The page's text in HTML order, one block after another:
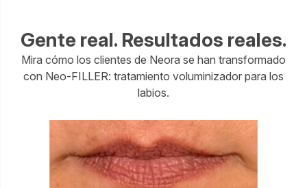
Gente real. Resultados reales.
Mira cómo los clientes de Neora se han transformado
con Neo-FILLER: tratamiento voluminizador para los
labios.